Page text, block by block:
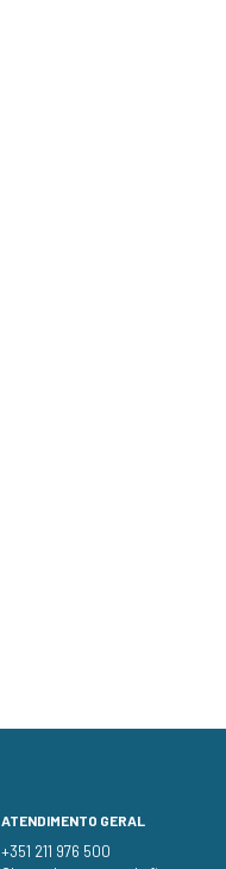
ATENDIMENTO GERAL
+351 211 976 500